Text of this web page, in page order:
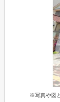
※写真や図